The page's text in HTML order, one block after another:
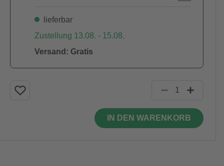
lieferbar
Zustellung 13.08. - 15.08.
Versand: Gratis
IN DEN WARENKORB